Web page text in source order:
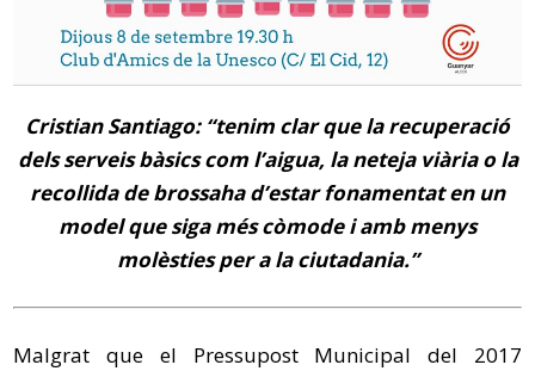
Cristian Santiago: “tenim clar que la recuperació
dels serveis bàsics com l’aigua, la neteja viària o la
recollida de brossaha d’estar fonamentat en un
model que siga més còmode i amb menys
molèsties per a la ciutadania.”
Malgrat que el Pressupost Municipal del 2017